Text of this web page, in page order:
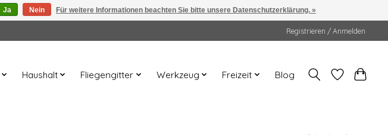
Registrieren / Anmelden
Haushalt Fliegengitter Werkzeug Freizeit Blog
Ja Nein Für weitere Informationen beachten Sie bitte unsere Datenschutzerklärung. »